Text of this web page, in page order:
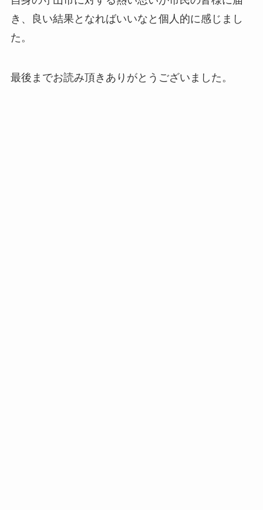
き、良い結果となればいいなと個人的に感じまし
た。
最後までお読み頂きありがとうございました。